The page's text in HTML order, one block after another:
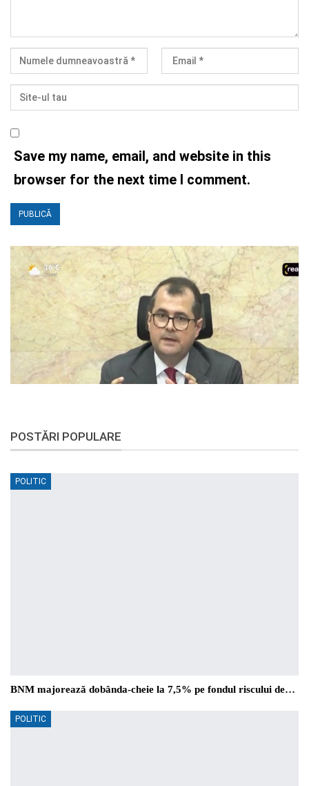
Save my name, email, and website in this
browser for the next time I comment.
POSTĂRI POPULARE
POLITIC
BNM majorează dobânda-cheie la 7,5% pe fondul riscului de…
POLITIC